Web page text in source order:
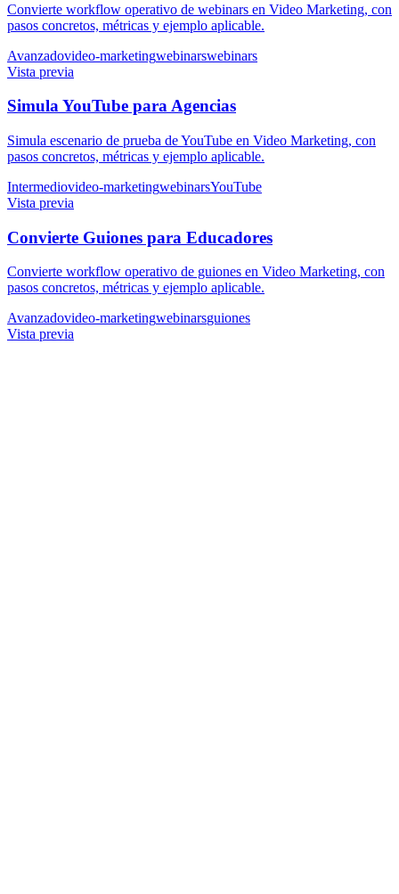
Convierte workflow operativo de webinars en Video Marketing, con
pasos concretos, métricas y ejemplo aplicable.
Avanzadovideo-marketingwebinarswebinars
Vista previa
Simula YouTube para Agencias
Simula escenario de prueba de YouTube en Video Marketing, con
pasos concretos, métricas y ejemplo aplicable.
Intermediovideo-marketingwebinarsYouTube
Vista previa
Convierte Guiones para Educadores
Convierte workflow operativo de guiones en Video Marketing, con
pasos concretos, métricas y ejemplo aplicable.
Avanzadovideo-marketingwebinarsguiones
Vista previa